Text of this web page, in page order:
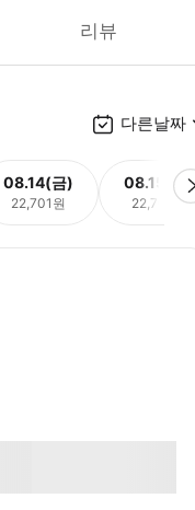
리뷰
다른날짜
08.14(금)
22,701원
08.15(토)
22,701원